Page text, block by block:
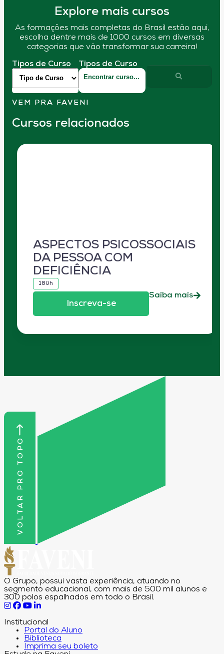
Explore mais cursos
As formações mais completas do Brasil estão aqui,
escolha dentre mais de 1000 cursos em diversas
categorias que vão transformar sua carreira!
Tipos de Curso Tipos de Curso
VEM PRA FAVENI
Cursos relacionados
ASPECTOS PSICOSSOCIAIS
DA PESSOA COM
DEFICIÊNCIA
180h
Inscreva-se
Saiba mais
VOLTAR PRO TOPO
O Grupo, possui vasta experiência, atuando no
segmento educacional, com mais de 500 mil alunos e
300 polos espalhados em todo o Brasil.
Institucional
Portal do Aluno
Biblioteca
Imprima seu boleto